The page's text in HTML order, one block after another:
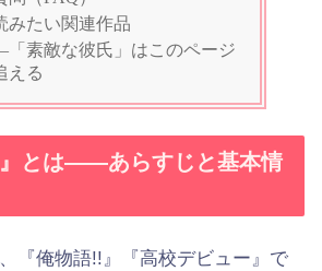
みたい関連作品
素敵な彼氏」はこのページ
える
』とは——あらすじと基本情
『俺物語!!』『高校デビュー』で